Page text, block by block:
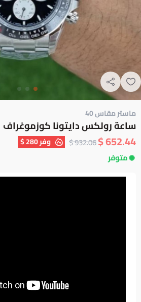
ماستر مقاس 40
ساعة رولكس دايتونا كوزموغراف
652.44 $
932.06 $ وفر280 $
متوفر